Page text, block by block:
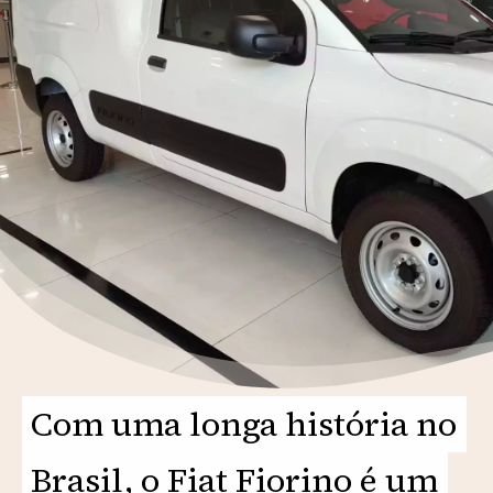
Com uma longa história no
Brasil, o Fiat Fiorino é um
Com uma longa história no
Brasil, o Fiat Fiorino é um